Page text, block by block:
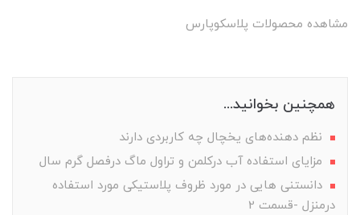
مشاهده محصولات پلاسکوپارس
همچنین بخوانید...
نظم دهنده‌های یخچال چه کاربردی دارند
مزایای استفاده آب درکلمن و تراول ماگ درفصل گرم سال
دانستنی هایی در مورد ظروف پلاستیکی مورد استفاده
درمنزل -قسمت 2